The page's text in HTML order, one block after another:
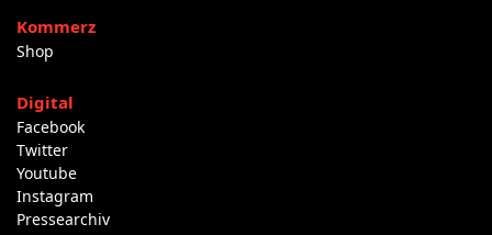
Kommerz
Shop
Digital
Facebook
Twitter
Youtube
Instagram
Pressearchiv